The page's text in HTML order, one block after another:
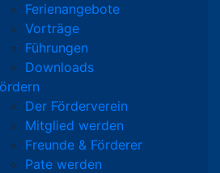
Ferienangebote
Vorträge
Führungen
Downloads
Der Förderverein
Mitglied werden
Freunde & Förderer
Pate werden